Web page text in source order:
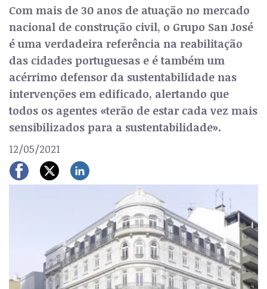
Com mais de 30 anos de atuação no mercado
nacional de construção civil, o Grupo San José
é uma verdadeira referência na reabilitação
das cidades portuguesas e é também um
acérrimo defensor da sustentabilidade nas
intervenções em edificado, alertando que
todos os agentes «terão de estar cada vez mais
sensibilizados para a sustentabilidade».
12/05/2021